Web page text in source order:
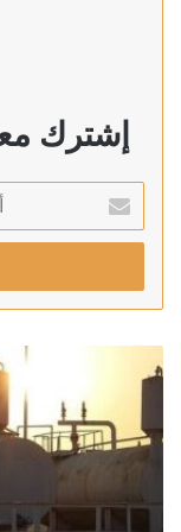
إشترك
بريدك
الإلكتروني